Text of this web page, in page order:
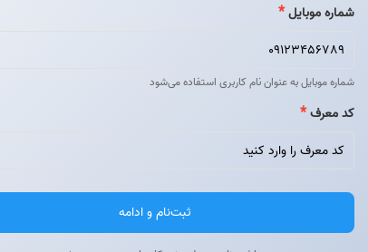
شماره موبایل*
شماره موبایل به عنوان نام کاربری استفاده می‌شود
کد معرف*
ثبت‌نام و ادامه